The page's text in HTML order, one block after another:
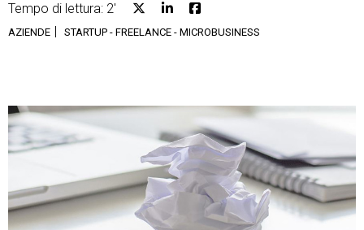
Email Marketing
Fatturazione
Financial Solutions
HR
Tempo di lettura: 2'
AZIENDE STARTUP - FREELANCE - MICROBUSINESS